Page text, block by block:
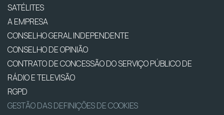
SATÉLITES
A EMPRESA
CONSELHO GERAL INDEPENDENTE
CONSELHO DE OPINIÃO
CONTRATO DE CONCESSÃO DO SERVIÇO PÚBLICO DE
RÁDIO E TELEVISÃO
RGPD
GESTÃO DAS DEFINIÇÕES DE COOKIES